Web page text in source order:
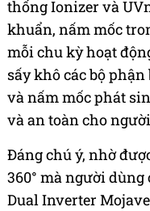
thống Ionizer và
khuẩn, nấm mốc
mỗi chu kỳ hoạt
sấy khô các bộ
và nấm mốc phát
và an toàn cho
Đáng chú ý, nhờ
360° mà người dùng
Dual Inverter